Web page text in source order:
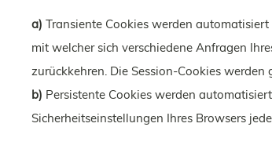
a) Transiente Cookies werden
mit welcher sich verschiedene Anfragen
zurückkehren. Die Session-Cookies
b) Persistente Cookies werden
Sicherheitseinstellungen Ihres Browsers